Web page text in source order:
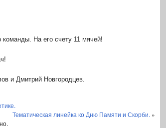
На его счету 11 мячей!
и Дмитрий Новгородцев.
Тематическая линейка ко Дню Памяти и Скорби. »